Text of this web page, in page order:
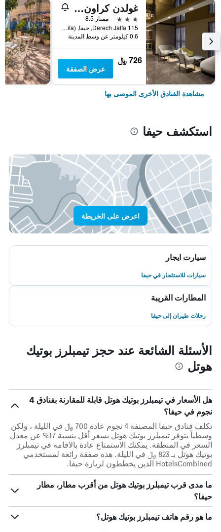
غولدن كراون حيفا
3 نجوم
ممتاز 8.5
Derech Jaffa 115, حيفا, Híefa (Haifa), اسرائيل
0.6 كيلومتر عن وسط المدينة
726 ﷼
عرض الصفقة
مشاهدة الفنادق الأخرى الموصى بها
استكشف حيفا
اعرض على الخريطة
سيارت ايجار
سيارات للاستئجار في حيفا
المطارات القريبة
رحلات طيران إلى حيفا
الأسئلة الشائعة عند حجز تيمبلرز بوتيك
هوتل
هل الأسعار في تيمبلرز بوتيك هوتل قابلة للمقارنة بفنادق 4
نجوم في حيفا؟
تكلف فنادق حيفا المصنفة 4 نجوم عادة 700 ﷼ في الليلة ، ولكن
وسطياً يتوفر تيمبلرز بوتيك هوتل بسعر أقل بنسبة 17% عن معدل
السعر في المنطقة. يمكنك الاستمتاع عادة بالاقامة في تيمبلرز
بوتيك هوتل بـ 823 ﷼ في الليلة. هذه صفقة رائعة لمستخدمي
HotelsCombined الذين يخططون لزيارة حيفا.
ما مدى قرب تيمبلرز بوتيك هوتل من أقرب مطار، مطار
حيفا؟
ما هو رقم هاتف تيمبلرز بوتيك هوتل؟